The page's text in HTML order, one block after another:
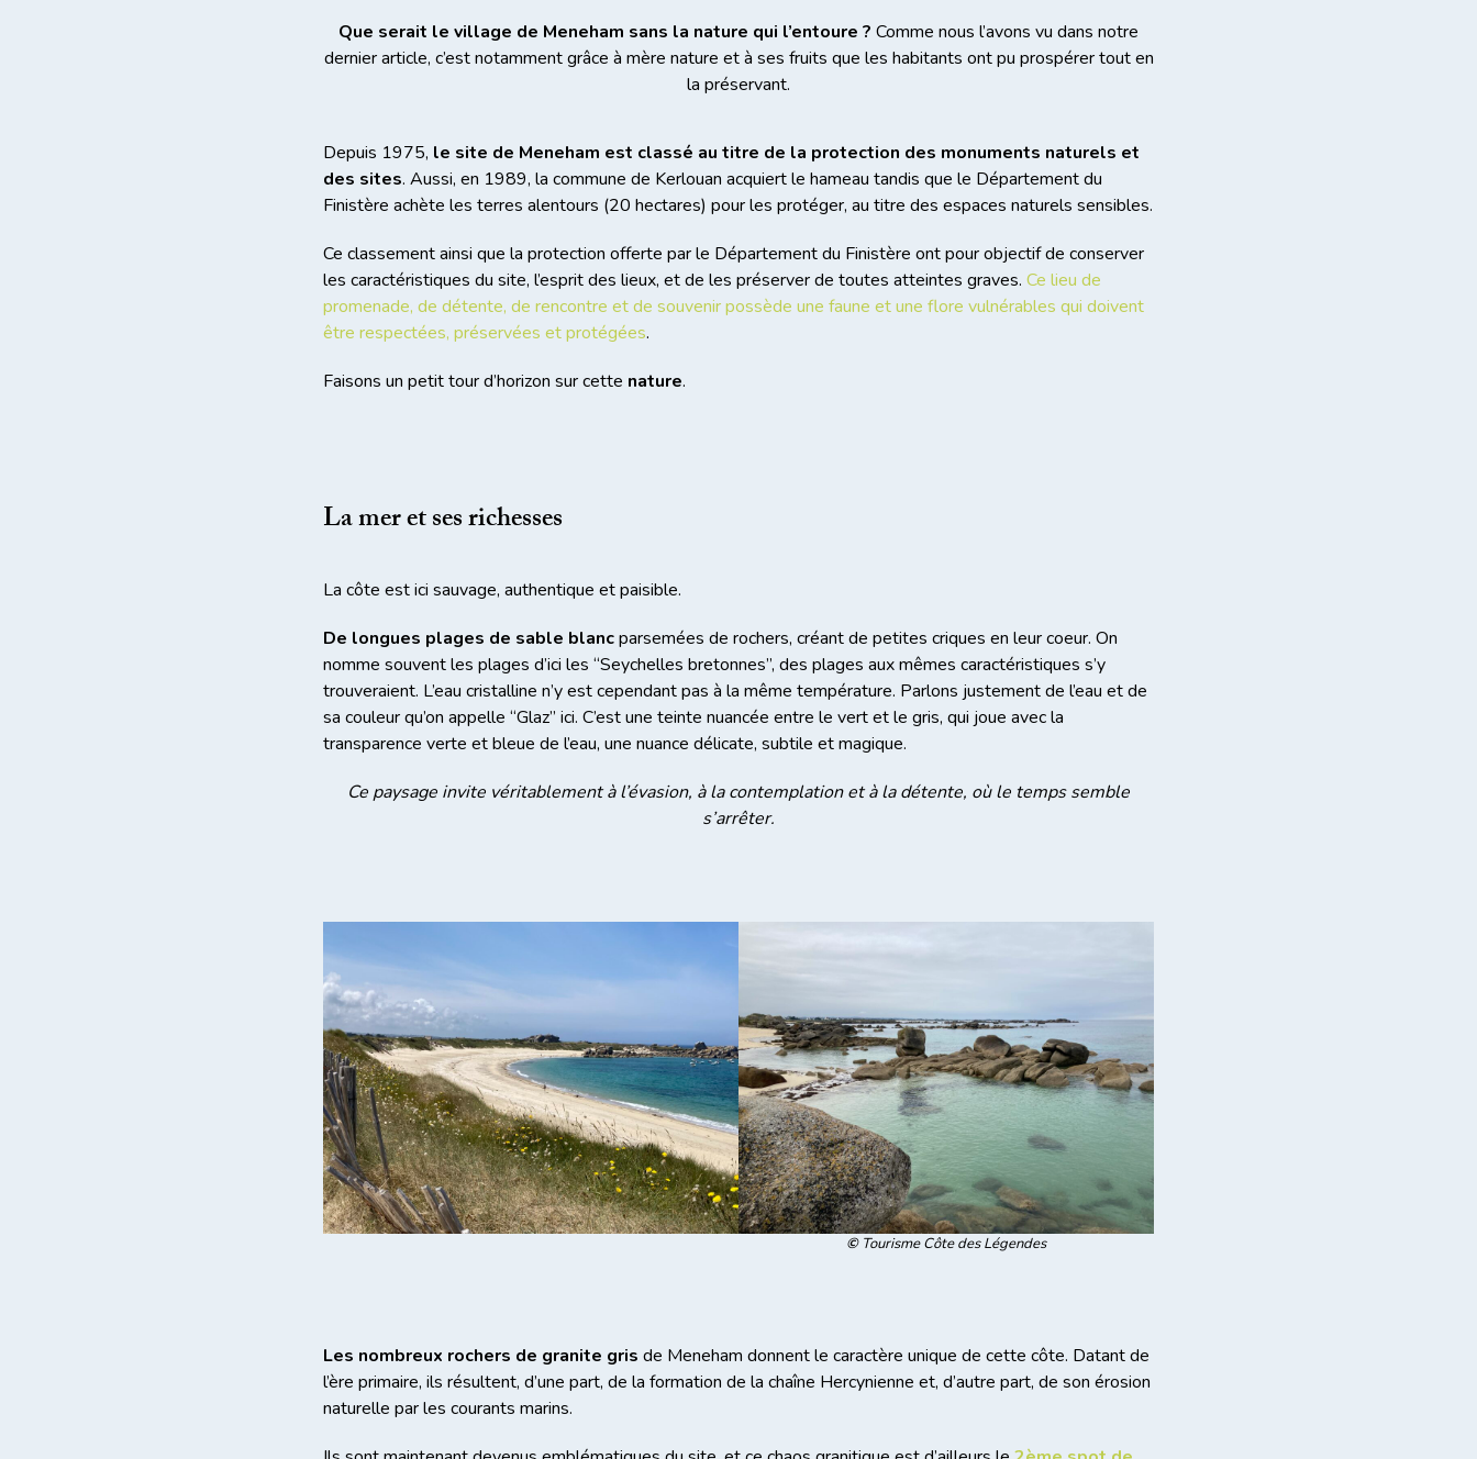
Que serait le village de Meneham sans la nature qui l’entoure ? Comme nous l’avons vu dans notre
dernier article, c’est notamment grâce à mère nature et à ses fruits que les habitants ont pu prospérer tout en
la préservant.
Depuis 1975, le site de Meneham est classé au titre de la protection des monuments naturels et
des sites. Aussi, en 1989, la commune de Kerlouan acquiert le hameau tandis que le Département du
Finistère achète les terres alentours (20 hectares) pour les protéger, au titre des espaces naturels sensibles.
Ce classement ainsi que la protection offerte par le Département du Finistère ont pour objectif de conserver
les caractéristiques du site, l’esprit des lieux, et de les préserver de toutes atteintes graves. Ce lieu de
promenade, de détente, de rencontre et de souvenir possède une faune et une flore vulnérables qui doivent
être respectées, préservées et protégées.
Faisons un petit tour d’horizon sur cette nature.
La mer et ses richesses
La côte est ici sauvage, authentique et paisible.
De longues plages de sable blancparsemées de rochers, créant de petites criques en leur coeur. On
nomme souvent les plages d’ici les “Seychelles bretonnes”, des plages aux mêmes caractéristiques s’y
trouveraient. L’eau cristalline n’y est cependant pas à la même température. Parlons justement de l’eau et de
sa couleur qu’on appelle “Glaz” ici. C’est une teinte nuancée entre le vert et le gris, qui joue avec la
transparence verte et bleue de l’eau, une nuance délicate, subtile et magique.
Ce paysage invite véritablement à l’évasion, à la contemplation et à la détente, où le temps semble
s’arrêter.
©Tourisme Côte des Légendes
Les nombreux rochers de granite gris de Meneham donnent le caractère unique de cette côte. Datant de
l’ère primaire, ils résultent, d’une part, de la formation de la chaîne Hercynienne et, d’autre part, de son érosion
naturelle par les courants marins.